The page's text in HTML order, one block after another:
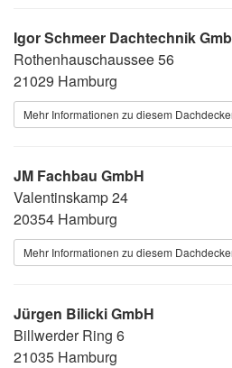
Igor Schmeer Dachtechnik
Rothenhauschaussee 56
21029 Hamburg
Mehr Informationen zu diesem
JM Fachbau GmbH
Valentinskamp 24
20354 Hamburg
Mehr Informationen zu diesem
Jürgen Bilicki GmbH
Billwerder Ring 6
21035 Hamburg